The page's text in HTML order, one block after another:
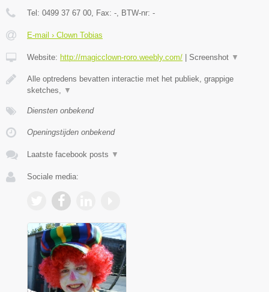
Tel: 0499 37 67 00 , Fax: - , BTW-nr: -
E-mail › Clown Tobias
Website: http://magicclown-roro.weebly.com/ | Screenshot ▼
Alle optredens bevatten interactie met het publiek, grappige
sketches,
▼
Diensten onbekend
Openingstijden onbekend
Laatste facebook posts ▼
Sociale media: